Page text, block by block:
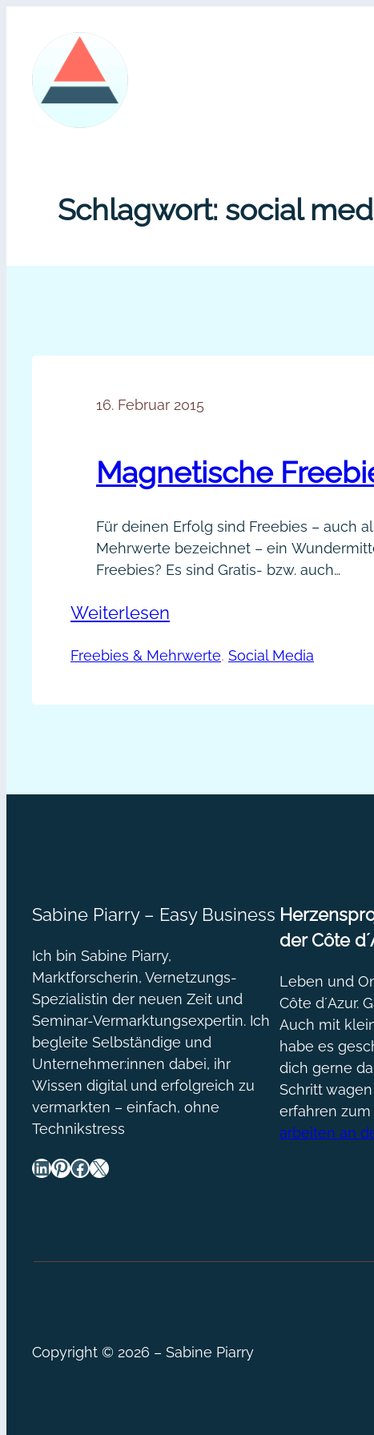
springen
Schlagwort: social
16. Februar 2015
Magnetische
Für deinen Erfolg sind Freebies – auch
Mehrwerte bezeichnet – ein
Freebies? Es sind Gratis- bzw. auch
Kostproben deiner Talente und Stärken.
Impulse für Menschen, die darin einen
Weiterlesen
Freebies
Freebies & Mehrwerte, Social Media
Sabine Piarry – Easy Business
Ich bin Sabine Piarry,
Marktforscherin, Vernetzungs-
Spezialistin der neuen Zeit und
Seminar-Vermarktungsexpertin. Ich
begleite Selbständige und
Unternehmer:innen dabei, ihr
Wissen digital und erfolgreich zu
vermarkten – einfach, ohne
Technikstress
LinkedIn Pinterest Facebook X
der Côte
Leben und
Côte d´Azur.
Auch mit
habe es
dich gerne
Schritt
erfahren zum
arbeiten an
Copyright © 2026 – Sabine Piarry